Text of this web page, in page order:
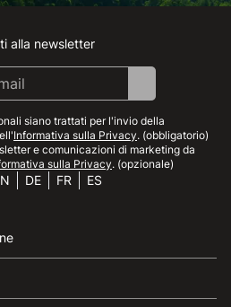
Instagram
Facebook
Linkedin
Youtube
alla newsletter
siano trattati per l'invio della
Informativa sulla Privacy. (obbligatorio)
e comunicazioni di marketing da
sulla Privacy. (opzionale)
DE FR ES